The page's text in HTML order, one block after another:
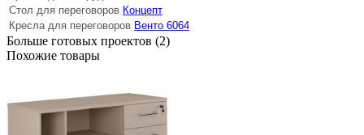
Стол для переговоров Концепт
Кресла для переговоров Венто 6064
Больше готовых проектов (2)
Похожие товары